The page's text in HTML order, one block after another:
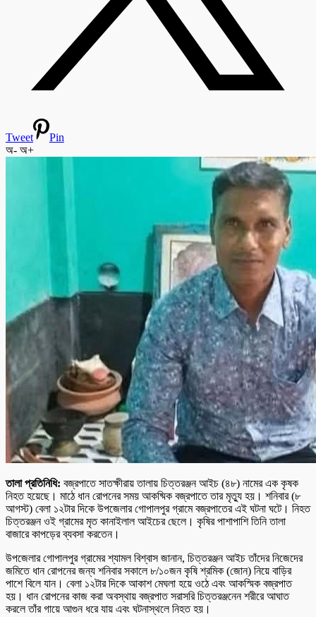
Tweet
Pin
অ- অ+
‎তালা প্রতিনিধি: ‎বজ্রপাতে সাতক্ষীরায় তালায় চিত্তরঞ্জন আইচ (৪৮) নামের এক কৃষক
নিহত হয়েছে। মাঠে ধান রোপনের সময় আকষ্মিক বজ্রপাতে তার মৃত্যু হয়। শনিবার (৮
আগস্ট) বেলা ১২টার দিকে উপজেলার গোপালপুর গ্রামে বজ্রপাতের এই ঘটনা ঘটে। নিহত
চিত্তরঞ্জন ওই গ্রামের মৃত কানাইলাল আইচের ছেলে। কৃষির পাশাপাশি তিনি তালা
বাজারে কাপড়ের ব্যবসা করতেন।
‎উপজেলার গোপালপুর গ্রামের শ্যামল বিশ্বাস জানান, চিত্তরঞ্জন আইচ তাঁদের নিজেদের
জমিতে ধান রোপনের জন্য শনিবার সকালে ৮/১০জন কৃষি শ্রমিক (জোন) নিয়ে বাড়ির
পাশে বিলে যান। বেলা ১২টার দিকে আকাশ মেঘলা হয়ে ওঠে এবং আকস্মিক বজ্রপাত
হয়। ধান রোপনের কাজ করা অবস্থায় বজ্রপাত সরাসরি চিত্তরঞ্জনেন শরীরে আঘাত
করলে তাঁর গায়ে আগুন ধরে যায় এবং ঘটনাস্থলে নিহত হয়।